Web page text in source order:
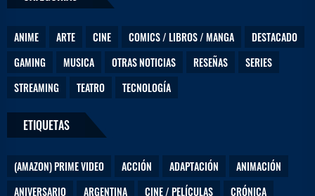
ANIME ARTE CINE COMICS / LIBROS / MANGA
DESTACADO
GAMING
MUSICA OTRAS NOTICIAS RESEÑAS
SERIES
STREAMING
TEATRO TECNOLOGÍA
ETIQUETAS
(AMAZON) PRIME VIDEO ACCIÓN ADAPTACIÓN
ANIMACIÓN
ANIVERSARIO
ARGENTINA CINE / PELÍCULAS
CRÓNICA